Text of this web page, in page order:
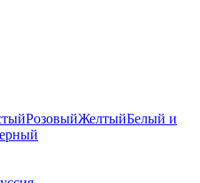
РозовыйЖелтыйБелый и